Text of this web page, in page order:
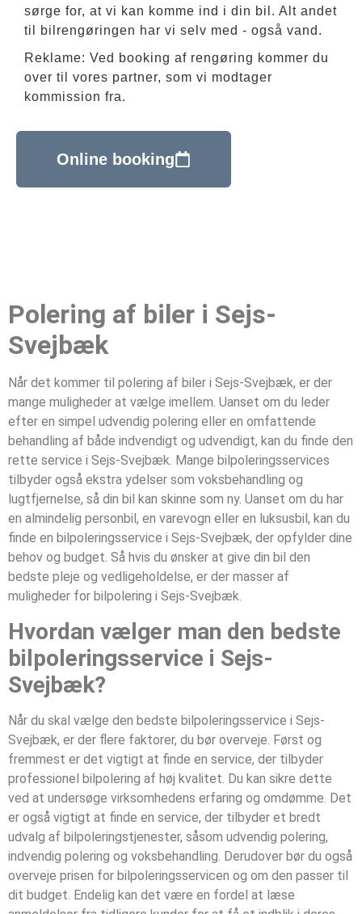
sørge for, at vi kan komme ind i din bil. Alt andet
til bilrengøringen har vi selv med - også vand.
Reklame: Ved booking af rengøring kommer du
over til vores partner, som vi modtager
kommission fra.
Online booking
Polering af biler i Sejs-
Svejbæk
Når det kommer til polering af biler i Sejs-Svejbæk, er der
mange muligheder at vælge imellem. Uanset om du leder
efter en simpel udvendig polering eller en omfattende
behandling af både indvendigt og udvendigt, kan du finde den
rette service i Sejs-Svejbæk. Mange bilpoleringsservices
tilbyder også ekstra ydelser som voksbehandling og
lugtfjernelse, så din bil kan skinne som ny. Uanset om du har
en almindelig personbil, en varevogn eller en luksusbil, kan du
finde en bilpoleringsservice i Sejs-Svejbæk, der opfylder dine
behov og budget. Så hvis du ønsker at give din bil den
bedste pleje og vedligeholdelse, er der masser af
muligheder for bilpolering i Sejs-Svejbæk.
Hvordan vælger man den bedste
bilpoleringsservice i Sejs-
Svejbæk?
Når du skal vælge den bedste bilpoleringsservice i Sejs-
Svejbæk, er der flere faktorer, du bør overveje. Først og
fremmest er det vigtigt at finde en service, der tilbyder
professionel bilpolering af høj kvalitet. Du kan sikre dette
ved at undersøge virksomhedens erfaring og omdømme. Det
er også vigtigt at finde en service, der tilbyder et bredt
udvalg af bilpoleringstjenester, såsom udvendig polering,
indvendig polering og voksbehandling. Derudover bør du også
overveje prisen for bilpoleringsservicen og om den passer til
dit budget. Endelig kan det være en fordel at læse